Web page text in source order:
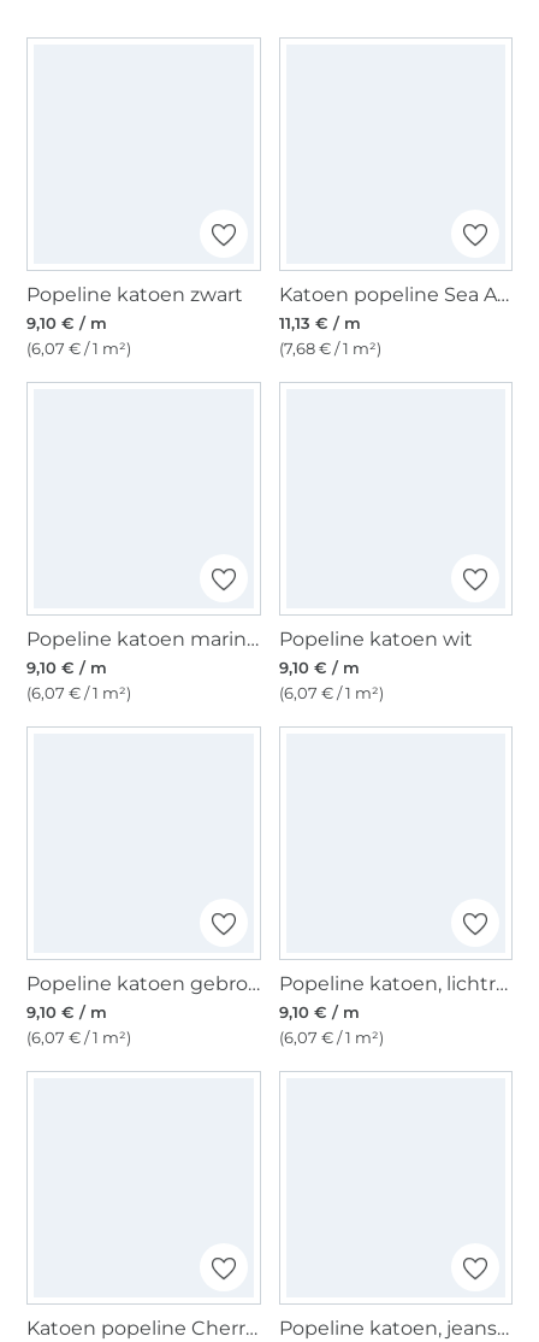
Popeline katoen zwart
9,10 € / m
(6,07 € / 1 m²)
Katoen popeline Sea Animals, petrol
11,13 € / m
(7,68 € / 1 m²)
Popeline katoen marineblauw
9,10 € / m
(6,07 € / 1 m²)
Popeline katoen wit
9,10 € / m
(6,07 € / 1 m²)
Popeline katoen gebroken wit
9,10 € / m
(6,07 € / 1 m²)
Popeline katoen, lichtroze
9,10 € / m
(6,07 € / 1 m²)
Katoen popeline Cherries, lichtfuchsia Popeline katoen, jeansblauw